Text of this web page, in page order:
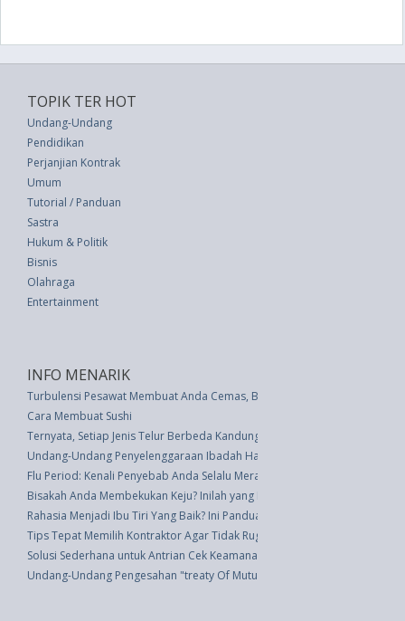
TOPIK TER HOT
Undang-Undang
Pendidikan
Perjanjian Kontrak
Umum
Tutorial / Panduan
Sastra
Hukum & Politik
Bisnis
Olahraga
Entertainment
INFO MENARIK
Turbulensi Pesawat Membuat Anda Cemas, Bagaiman Mengatasinya?
Cara Membuat Sushi
Ternyata, Setiap Jenis Telur Berbeda Kandungan Proteinnya
Undang-Undang Penyelenggaraan Ibadah Haji (UU 17 thn 1999)
Flu Period: Kenali Penyebab Anda Selalu Merasa Sakit Jelang Menstruasi?
Bisakah Anda Membekukan Keju? Inilah yang Perlu Diketahui
Rahasia Menjadi Ibu Tiri Yang Baik? Ini Panduan Praktisnya
Tips Tepat Memilih Kontraktor Agar Tidak Rugi
Solusi Sederhana untuk Antrian Cek Keamanan Bandara yang Panjang
Undang-Undang Pengesahan "treaty Of Mutual Respect, Friendship And